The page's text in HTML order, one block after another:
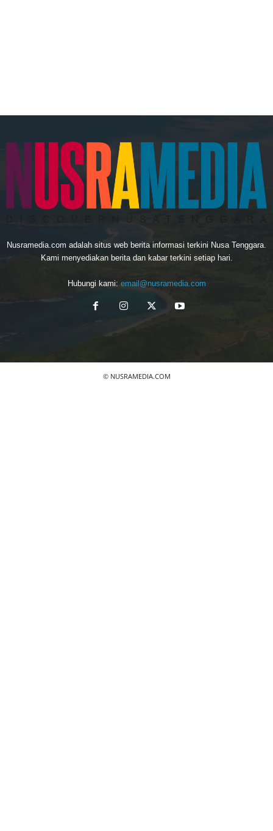
Nusramedia.com adalah situs web berita informasi terkini Nusa Tenggara.
Kami menyediakan berita dan kabar terkini setiap hari.
Hubungi kami: email@nusramedia.com
© NUSRAMEDIA.COM